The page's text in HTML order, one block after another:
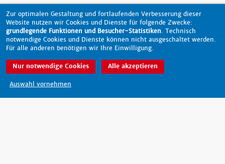
nach oben
Zur optimalen Gestaltung und fortlaufenden Verbesserung dieser
Website nutzen wir Cookies und Dienste für folgende Zwecke:
grundlegende Funktionen und Besucher-Statistiken. Technisch
notwendige Cookies und Dienste können nicht ausgeschaltet werden.
Für alle anderen benötigen wir Ihre Einwilligung.
Auswahl vornehmen
Nur notwendige Cookies Alle akzeptieren